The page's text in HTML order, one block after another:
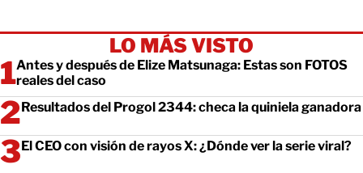
LO MÁS VISTO
Antes y después de Elize Matsunaga: Estas son FOTOS
reales del caso
Resultados del Progol 2344: checa la quiniela ganadora
El CEO con visión de rayos X: ¿Dónde ver la serie viral?